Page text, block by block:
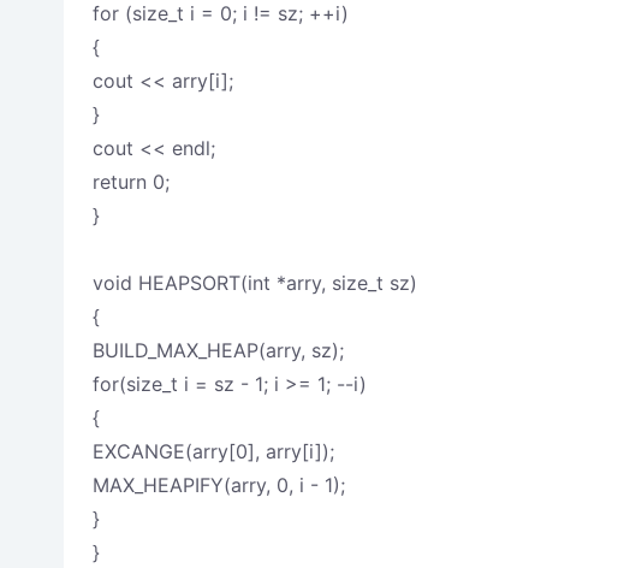
for (size_t i = 0; i != sz; ++i)
{
cout << arry[i];
}
cout << endl;
return 0;
}
void HEAPSORT(int *arry, size_t sz)
{
BUILD_MAX_HEAP(arry, sz);
for(size_t i = sz - 1; i >= 1; --i)
{
EXCANGE(arry[0], arry[i]);
MAX_HEAPIFY(arry, 0, i - 1);
}
}